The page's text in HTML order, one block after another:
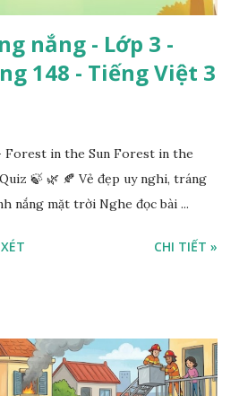
nắng - Lớp 3 -
148 - Tiếng Việt 3
Forest in the Sun Forest in the
🍃 🌿 🍂 Vẻ đẹp uy nghi, tráng
nắng mặt trời Nghe đọc bài ...
CHI TIẾT »